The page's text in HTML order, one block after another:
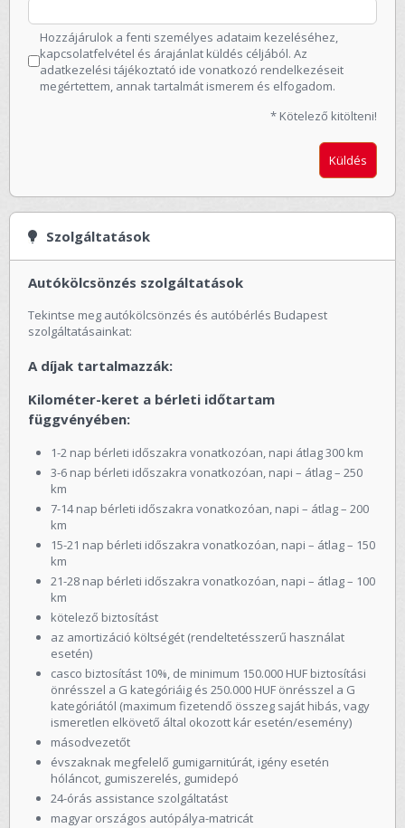
Hozzájárulok a fenti személyes adataim kezeléséhez,
kapcsolatfelvétel és árajánlat küldés céljából. Az
adatkezelési tájékoztató ide vonatkozó rendelkezéseit
megértettem, annak tartalmát ismerem és elfogadom.
* Kötelező kitölteni!
Szolgáltatások
Autókölcsönzés szolgáltatások
Tekintse meg autókölcsönzés és autóbérlés Budapest
szolgáltatásainkat:
A díjak tartalmazzák:
Kilométer-keret a bérleti időtartam
függvényében:
1-2 nap bérleti időszakra vonatkozóan, napi átlag 300 km
3-6 nap bérleti időszakra vonatkozóan, napi – átlag – 250
km
7-14 nap bérleti időszakra vonatkozóan, napi – átlag – 200
km
15-21 nap bérleti időszakra vonatkozóan, napi – átlag – 150
km
21-28 nap bérleti időszakra vonatkozóan, napi – átlag – 100
km
kötelező biztosítást
az amortizáció költségét (rendeltetésszerű használat
esetén)
casco biztosítást 10%, de minimum 150.000 HUF biztosítási
önrésszel a G kategóriáig és 250.000 HUF önrésszel a G
kategóriától (maximum fizetendő összeg saját hibás, vagy
ismeretlen elkövető által okozott kár esetén/esemény)
másodvezetőt
évszaknak megfelelő gumigarnitúrát, igény esetén
hóláncot, gumiszerelés, gumidepó
24-órás assistance szolgáltatást
magyar országos autópálya-matricát